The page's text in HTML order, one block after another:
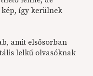
kép, így kerülnek
amit elsősorban
lelkű olvasóknak